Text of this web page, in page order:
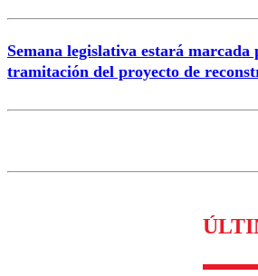
Semana legislativa estará
tramitación del proyecto de